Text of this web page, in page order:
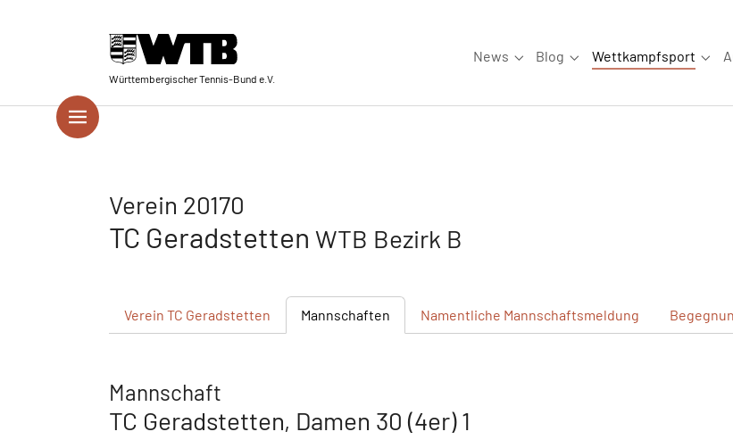
Württembergischer Tennis-Bund e.V.
News
Submenu for "News"
Blog
Submenu for "Blog"
Wettkampfsport
Verein 20170
TC Geradstetten WTB Bezirk B
Verein TC Geradstetten Mannschaften Namentliche Mannschaftsmeldung
Mannschaft
TC Geradstetten, Damen 30 (4er) 1